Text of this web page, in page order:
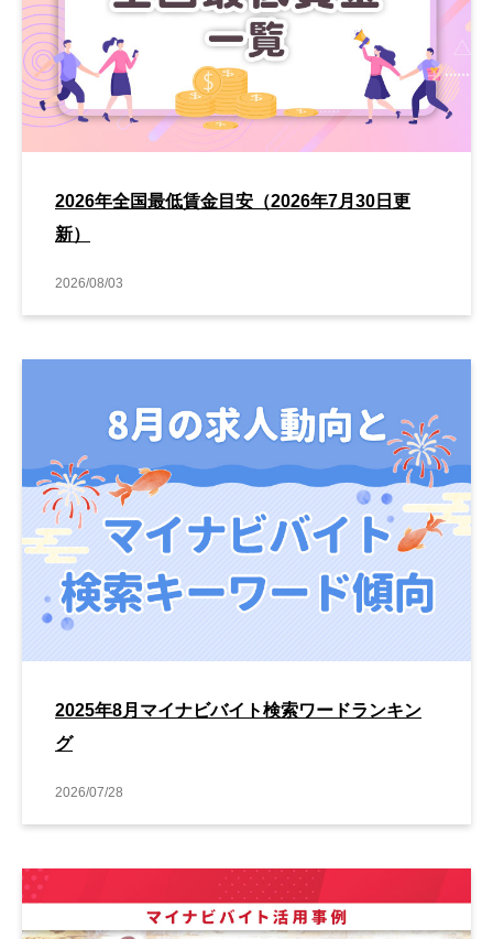
2026年全国最低賃金目安（2026年7月30日更
新）
2026/08/03
2025年8月マイナビバイト検索ワードランキン
グ
2026/07/28